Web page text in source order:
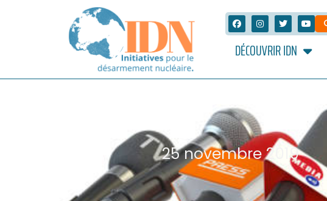
DÉCOUVRIR IDN
25 novembre 2019